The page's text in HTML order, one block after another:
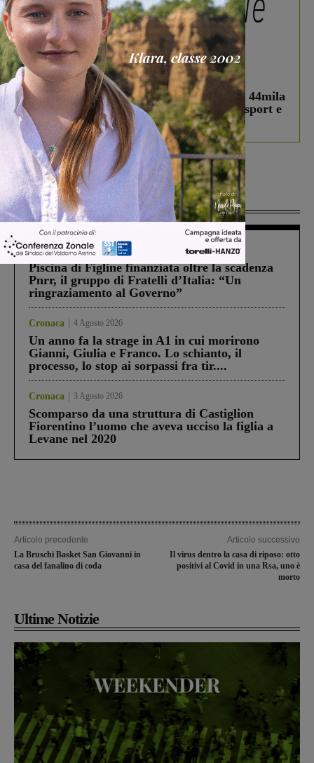
In vetrina 3 Agosto 2026
Estra Notizie agosto: Smart Cities, oltre 44mila
studenti coinvolti, torna il bando per lo sport e
debutta il podcast Estrair
Più lette
Figline Incisa Valdarno 1 Agosto 2026
Piscina di Figline finanziata oltre la scadenza
Pnrr, il gruppo di Fratelli d’Italia: “Un
ringraziamento al Governo”
Cronaca 4 Agosto 2026
Un anno fa la strage in A1 in cui morirono
Gianni, Giulia e Franco. Lo schianto, il
processo, lo stop ai sorpassi fra tir....
Cronaca 3 Agosto 2026
Scomparso da una struttura di Castiglion
Fiorentino l’uomo che aveva ucciso la figlia a
Levane nel 2020
Articolo precedente
La Bruschi Basket San Giovanni in
casa del fanalino di coda
Articolo successivo
Il virus dentro la casa di riposo: otto
positivi al Covid in una Rsa, uno è
morto
Ultime Notizie